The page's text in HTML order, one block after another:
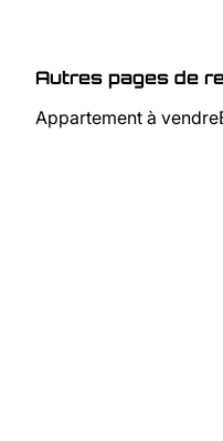
Autres pages de
Appartement à vendre